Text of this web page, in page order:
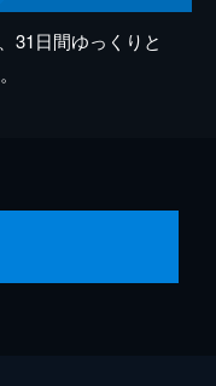
31日間ゆっくりと